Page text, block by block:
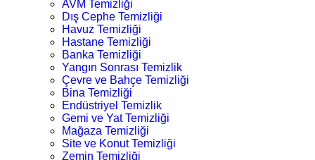
AVM Temizliği
Dış Cephe Temizliği
Havuz Temizliği
Hastane Temizliği
Banka Temizliği
Yangın Sonrası Temizlik
Çevre ve Bahçe Temizliği
Bina Temizliği
Endüstriyel Temizlik
Gemi ve Yat Temizliği
Mağaza Temizliği
Site ve Konut Temizliği
Zemin Temizliği